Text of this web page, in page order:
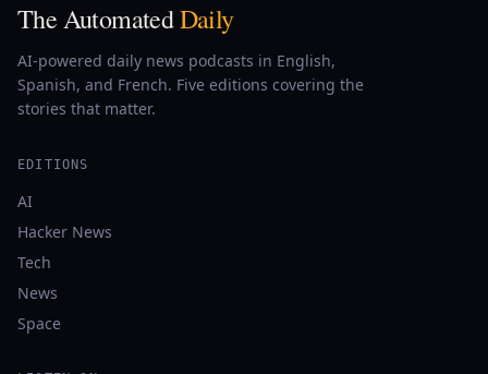
The AutomatedDaily
AI-powered daily news podcasts in English,
Spanish, and French. Five editions covering the
stories that matter.
EDITIONS
AI
Hacker News
Tech
News
Space